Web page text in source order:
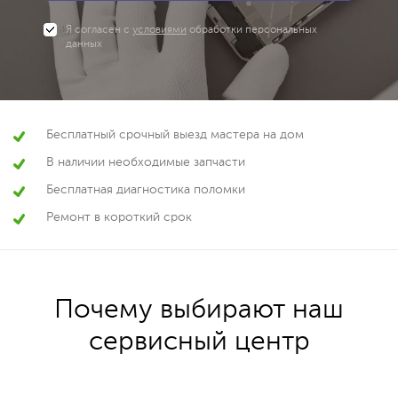
Я согласен с условиями обработки персональных
данных
Бесплатный срочный выезд мастера на дом
В наличии необходимые запчасти
Бесплатная диагностика поломки
Ремонт в короткий срок
Почему выбирают наш
сервисный центр